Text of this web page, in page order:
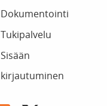
Dokumentointi
Tukipalvelu
Sisään
kirjautuminen